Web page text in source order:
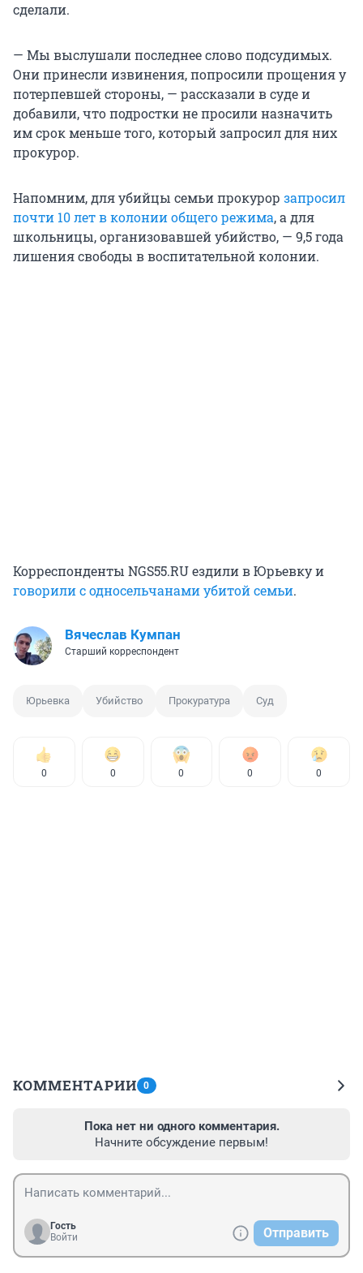
сделали.
— Мы выслушали последнее слово подсудимых.
Они принесли извинения, попросили прощения у
потерпевшей стороны, — рассказали в суде и
добавили, что подростки не просили назначить
им срок меньше того, который запросил для них
прокурор.
Напомним, для убийцы семьи прокурор запросил
почти 10 лет в колонии общего режима, а для
школьницы, организовавшей убийство, — 9,5 года
лишения свободы в воспитательной колонии.
Корреспонденты NGS55.RU ездили в Юрьевку и
говорили с односельчанами убитой семьи.
Вячеслав Кумпан
Старший корреспондент
Юрьевка Убийство Прокуратура Суд
0 0 0 0 0
КОММЕНТАРИИ 0
Пока нет ни одного комментария.
Начните обсуждение первым!
Гость
Войти
Отправить